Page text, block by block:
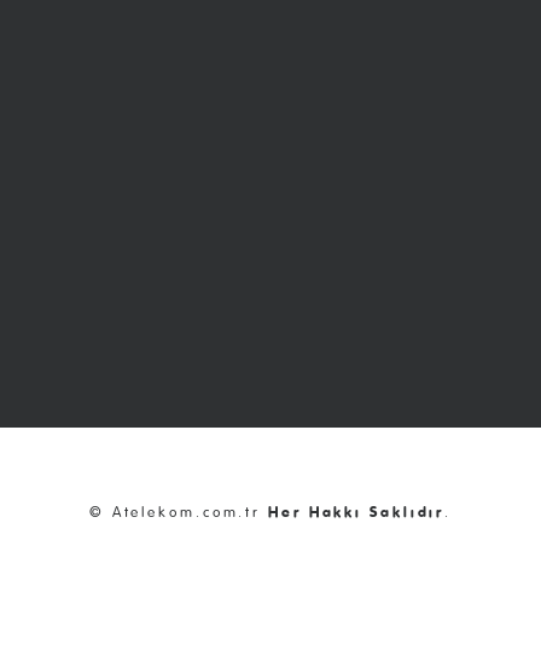
© Atelekom.com.trHer Hakkı Saklıdır